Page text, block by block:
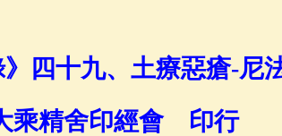
說療痔(腫瘤)病經(27) 助念
》四十九、土療惡瘡-尼
乘精舍印經會 印行